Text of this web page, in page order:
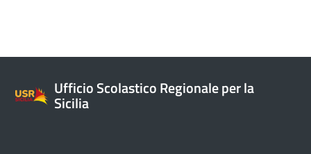
Ufficio Scolastico Regionale per la
Sicilia